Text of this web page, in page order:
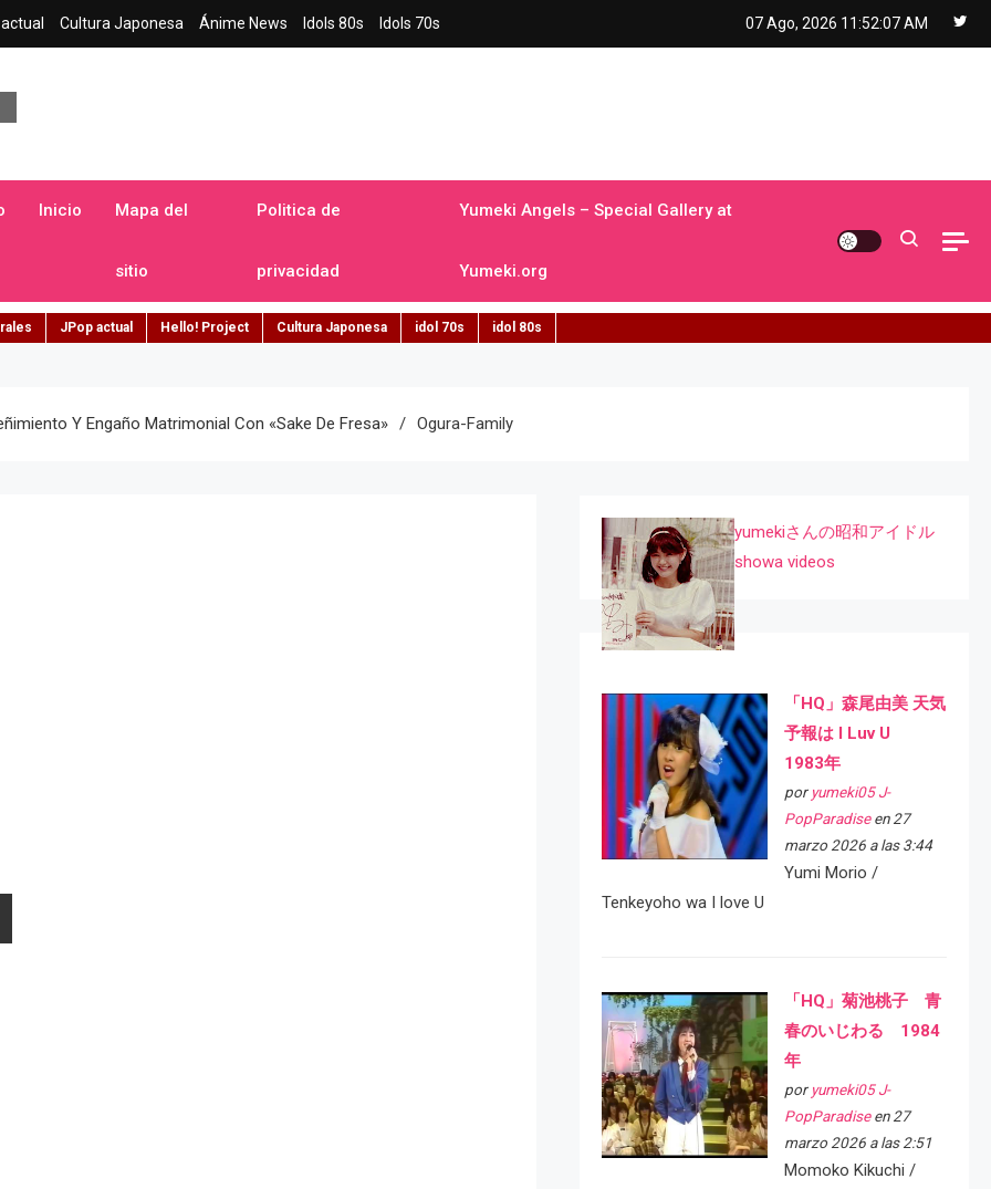
Cultura Japonesa Ánime News Idols 80s Idols 70s 07 Ago, 2026 11:52:08 AM
Inicio Mapa del
sitio
Politica de
privacidad
Yumeki Angels – Special Gallery at
Yumeki.org
JPop actual Hello! Project Cultura Japonesa idol 70s idol 80s
Y Engaño Matrimonial Con «sake De Fresa» Ogura-Family
yumekiさんの昭和アイドル
showa videos
「HQ」森尾由美 天気
予報は I Luv U
1983年
por yumeki05 J-
PopParadiseen 27
marzo 2026 a las 3:44
Yumi Morio /
Tenkeyoho wa I love U
「HQ」菊池桃子 青
春のいじわる 1984
年
por yumeki05 J-
PopParadiseen 27
marzo 2026 a las 2:51
Momoko Kikuchi /